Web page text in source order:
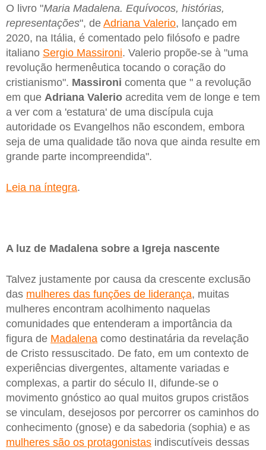
O livro "Maria Madalena. Equívocos, histórias,
representações", de Adriana Valerio, lançado em
2020, na Itália, é comentado pelo filósofo e padre
italiano Sergio Massironi. Valerio propõe-se à "uma
revolução hermenêutica tocando o coração do
cristianismo". Massironi comenta que " a revolução
em que Adriana Valerio acredita vem de longe e tem
a ver com a 'estatura' de uma discípula cuja
autoridade os Evangelhos não escondem, embora
seja de uma qualidade tão nova que ainda resulte em
grande parte incompreendida".
Leia na íntegra.
A luz de Madalena sobre a Igreja nascente
Talvez justamente por causa da crescente exclusão
das mulheres das funções de liderança, muitas
mulheres encontram acolhimento naquelas
comunidades que entenderam a importância da
figura de Madalena como destinatária da revelação
de Cristo ressuscitado. De fato, em um contexto de
experiências divergentes, altamente variadas e
complexas, a partir do século II, difunde-se o
movimento gnóstico ao qual muitos grupos cristãos
se vinculam, desejosos por percorrer os caminhos do
conhecimento (gnose) e da sabedoria (sophia) e as
mulheres são os protagonistas indiscutíveis dessas